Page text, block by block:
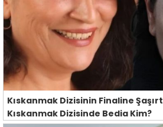
Kıskanmak Dizisinin Finaline
Kıskanmak Dizisinde Bedia Kim?